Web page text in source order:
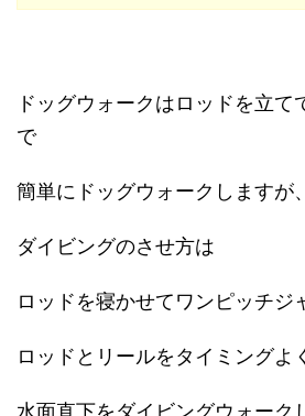
ドッグウォークはロッドを立て
で
簡単にドッグウォークしますが
ダイビングのさせ方は
ロッドを寝かせてワンピッチジ
ロッドとリールをタイミングよ